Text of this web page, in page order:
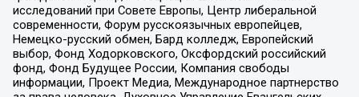
исследований при Совете Европы, Центр либеральной
современности, Форум русскоязычных европейцев,
Немецко-русский обмен, Бард колледж, Европейский
выбор, Фонд Ходорковского, Оксфордский российский
фонд, Фонд Будущее России, Компания свободы
информации, Проект Медиа, Международное партнерство